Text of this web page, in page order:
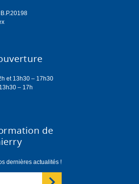
et 13h30 – 17h30
– 17h
de
dernières actualités !